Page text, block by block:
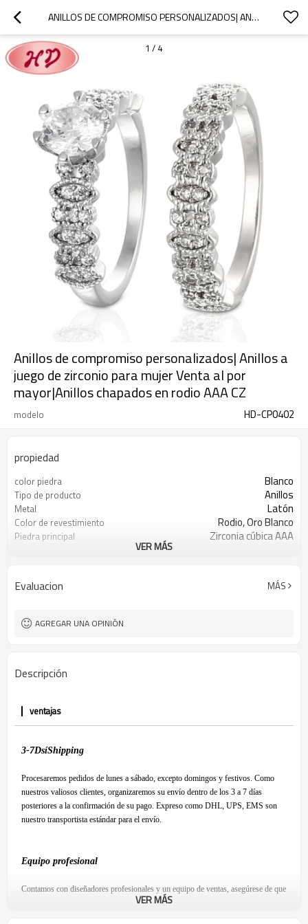
ANILLOS DE COMPROMISO PERSONALIZADOS| ANILLOS A JUEGO DE ZIRCONIO PARA MUJER VENTA AL POR MAYOR|ANILLOS CHAPADOS EN RODIO AAA CZ
1 / 4
Anillos de compromiso personalizados| Anillos a
juego de zirconio para mujer Venta al por
mayor|Anillos chapados en rodio AAA CZ
modelo HD-CP0402
propiedad
color piedra Blanco
Tipo de producto Anillos
Metal Latón
Color de revestimiento Rodio, Oro Blanco
Piedra principal Zirconia cúbica AAA
VER MÁS
Evaluacion MÁS
AGREGAR UNA OPINIÓN
Descripción
ventajas
3-7DsíShipping
Procesaremos pedidos de lunes a sábado, excepto domingos y festivos. Como
nuestros valiosos clientes, organizaremos su envío dentro de los 3 a 7 días
posteriores a la confirmación de su pago. Expreso como DHL, UPS, EMS son
nuestro transportista estándar para el envío.
Equipo profesional
Contamos con diseñadores profesionales y un equipo de ventas, asegúrese de que
esté satisfecho con nuestro producto y tenga una experiencia de compra
VER MÁS